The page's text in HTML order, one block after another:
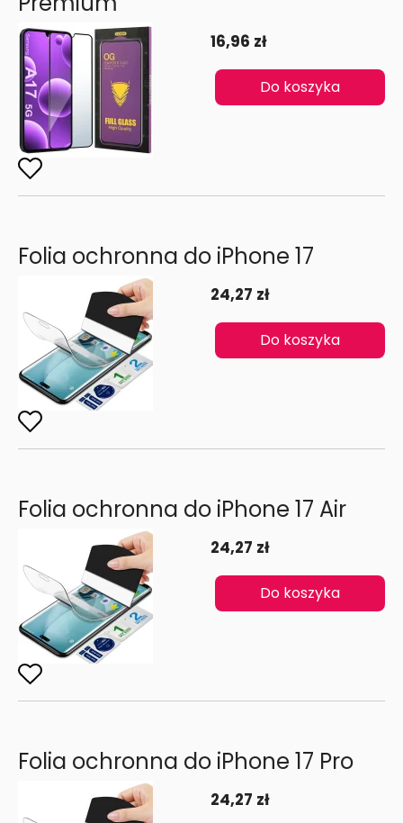
16,96 zł
Do koszyka
Folia ochronna do iPhone 17
24,27 zł
Do koszyka
Folia ochronna do iPhone 17 Air
24,27 zł
Do koszyka
Folia ochronna do iPhone 17 Pro
24,27 zł